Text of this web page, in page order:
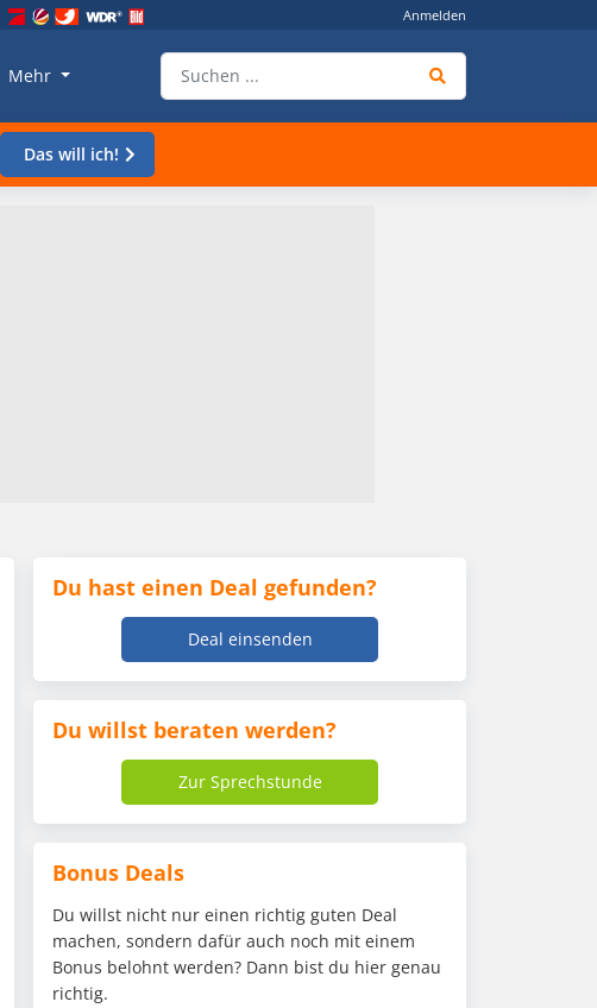
Anmelden
Mehr
Das will ich!
Du hast einen Deal gefunden?
Deal einsenden
Du willst beraten werden?
Zur Sprechstunde
Bonus Deals
Du willst nicht nur einen richtig guten Deal
machen, sondern dafür auch noch mit einem
Bonus belohnt werden? Dann bist du hier genau
richtig.